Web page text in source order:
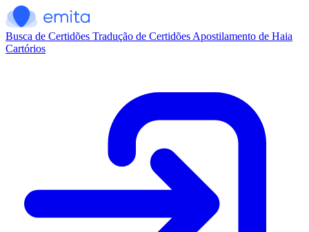
Busca de Certidões Tradução de Certidões Apostilamento de Haia
Cartórios